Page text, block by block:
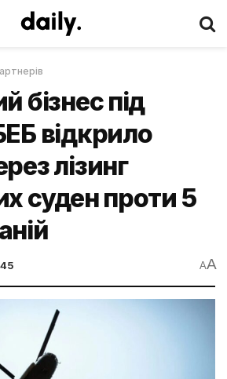
бізнес під
відкрило
лізинг
суден проти 5
AA